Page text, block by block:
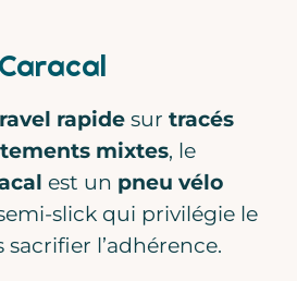
rapide surtracés
mixtes, le
est un pneu vélo
slick qui privilégie le
sacrifier l’adhérence.